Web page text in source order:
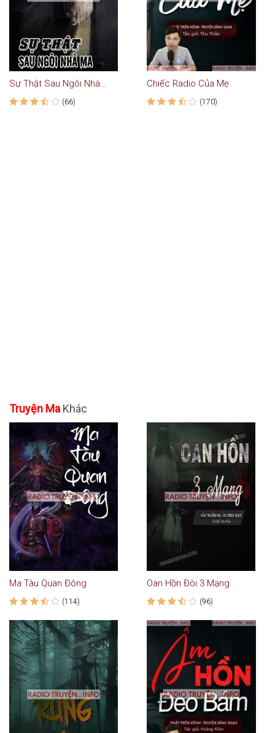
Sự Thật Sau Ngôi Nhà Ma
(66)
Chiếc Radio Của Mẹ
(170)
Truyện Ma Khác
Ma Tàu Quan Đông
(114)
Oan Hồn Đòi 3 Mạng
(96)